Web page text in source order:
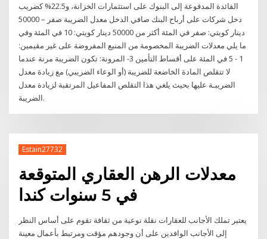
الفائدة المدفوعة إلى البنوك على استثمارات الخزانة، و22.5% كضريب
دخل شركات على أرباح البنك صافي الدخل معدل الضريبة صفر – 50000
دينار كويتي: صفر في المئة أكثر من 50000 دينار كويتي: 10 في المئة وفي
ما يلي معدلات الضريبة المخصومة من المنبع المفروضة على غير مقيمين:
1 - 5 في المئة على أقساط التأمين 3- المرونة: تكون الضريبة مرنة عندما
لا تتقلص المادة الخاضعة للضريبة (أو الوعاء الضريبي) مع زيادة معدل
الضريبـة عليها بحيث يلغي هذا التقلص المفاعيل المرتقبة لزيادة معدل
الضريبة.
Estain27732
معدلات الرهن العقاري المتوقعة
في 5 سنوات كندا
يعتبر تملك الأجانب للعقارات نقلة نوعية من ثقافة تقوم على أساس النظر
إلى الأجانب الوافدين على أن وجودهم مؤقت ومرتبط بأعمال معينة